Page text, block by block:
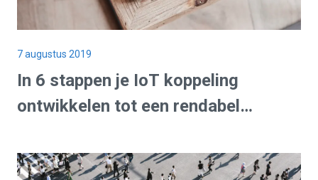
7 augustus 2019
In 6 stappen je IoT koppeling
ontwikkelen tot een rendabel